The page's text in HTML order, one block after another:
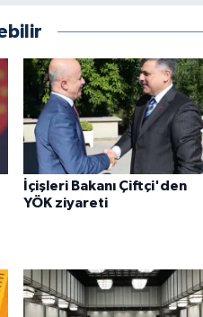
İçişleri Bakanı Çiftçi'den
YÖK ziyareti